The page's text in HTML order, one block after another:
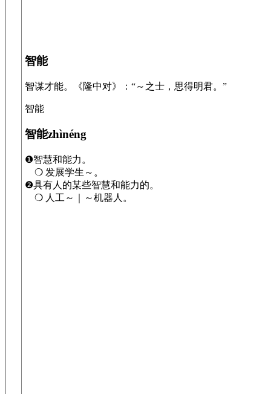
智能
智谋才能。《隆中对》：“～之士，思得明君。”
智能
智能zhìnéng
❶智慧和能力。
❍ 发展学生～。
❷具有人的某些智慧和能力的。
❍ 人工～｜～机器人。